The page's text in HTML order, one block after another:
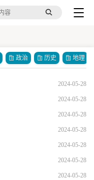
政治 历史 地理
2024-05-28
2024-05-28
2024-05-28
2024-05-28
2024-05-28
2024-05-28
2024-05-28